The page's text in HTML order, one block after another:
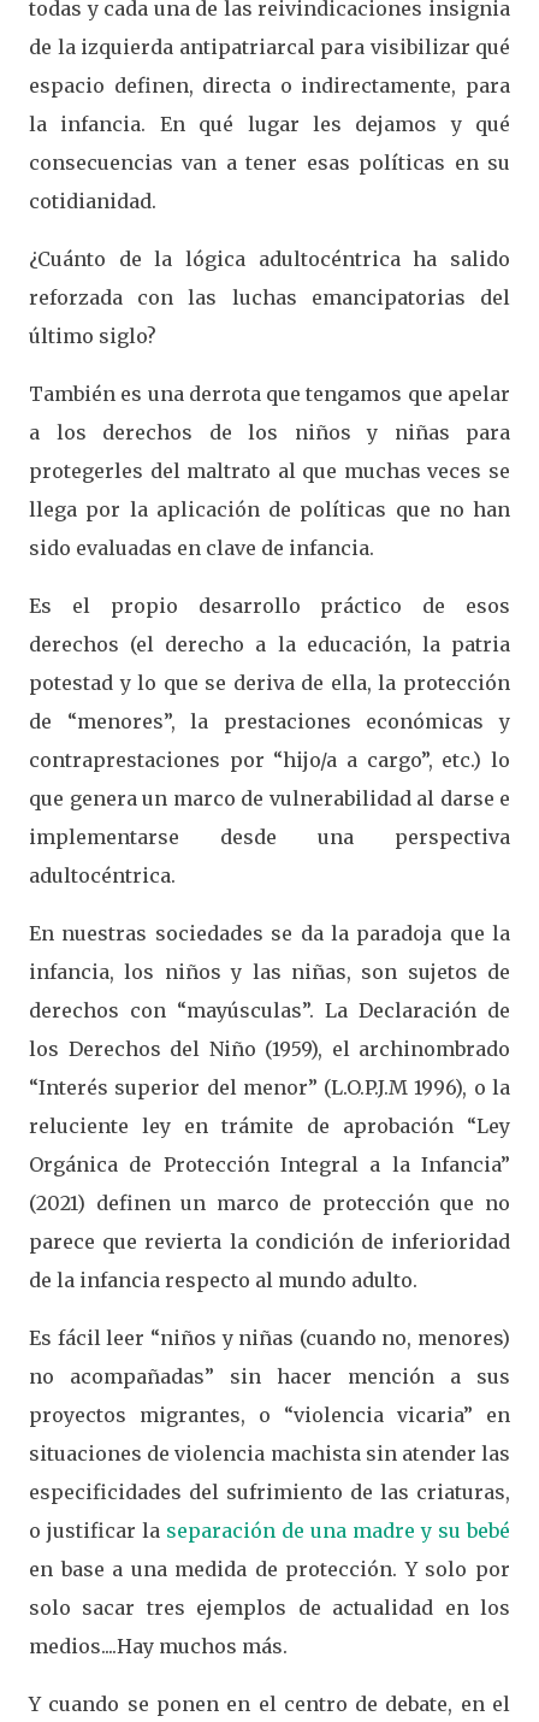
todas y cada una de las reivindicaciones insignia
de la izquierda antipatriarcal para visibilizar qué
espacio definen, directa o indirectamente, para
la infancia. En qué lugar les dejamos y qué
consecuencias van a tener esas políticas en su
cotidianidad.
¿Cuánto de la lógica adultocéntrica ha salido
reforzada con las luchas emancipatorias del
último siglo?
También es una derrota que tengamos que apelar
a los derechos de los niños y niñas para
protegerles del maltrato al que muchas veces se
llega por la aplicación de políticas que no han
sido evaluadas en clave de infancia.
Es el propio desarrollo práctico de esos
derechos (el derecho a la educación, la patria
potestad y lo que se deriva de ella, la protección
de “menores”, la prestaciones económicas y
contraprestaciones por “hijo/a a cargo”, etc.) lo
que genera un marco de vulnerabilidad al darse e
implementarse desde una perspectiva
adultocéntrica.
En nuestras sociedades se da la paradoja que la
infancia, los niños y las niñas, son sujetos de
derechos con “mayúsculas”. La Declaración de
los Derechos del Niño (1959), el archinombrado
“Interés superior del menor” (L.O.P.J.M 1996), o la
reluciente ley en trámite de aprobación “Ley
Orgánica de Protección Integral a la Infancia”
(2021) definen un marco de protección que no
parece que revierta la condición de inferioridad
de la infancia respecto al mundo adulto.
Es fácil leer “niños y niñas (cuando no, menores)
no acompañadas” sin hacer mención a sus
proyectos migrantes, o “violencia vicaria” en
situaciones de violencia machista sin atender las
especificidades del sufrimiento de las criaturas,
o justificar la separación de una madre y su bebé
en base a una medida de protección. Y solo por
solo sacar tres ejemplos de actualidad en los
medios....Hay muchos más.
Y cuando se ponen en el centro de debate, en el